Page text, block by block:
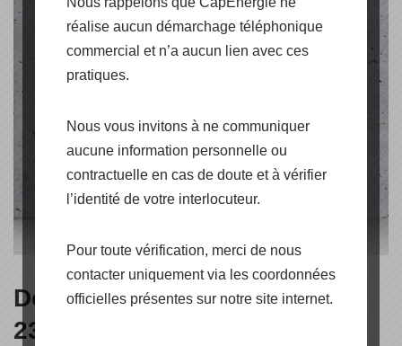
Données techniques LI-Kool
233 et 373 de Weco
réalise aucun démarchage téléphonique
commercial et n’a aucun lien avec ces
pratiques.
Nous vous invitons à ne communiquer
aucune information personnelle ou
contractuelle en cas de doute et à vérifier
l’identité de votre interlocuteur.
Pour toute vérification, merci de nous
contacter uniquement via les coordonnées
officielles présentes sur notre site internet.